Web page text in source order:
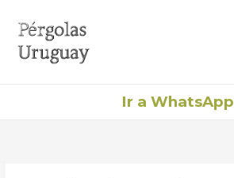
contenido
Ir a WhatsApp